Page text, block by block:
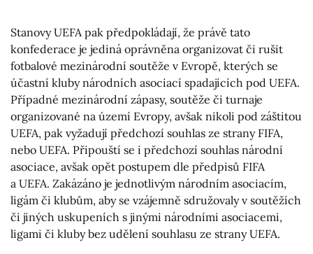
Stanovy UEFA pak předpokládají, že právě tato
konfederace je jediná oprávněna organizovat či rušit
fotbalové mezinárodní soutěže v Evropě, kterých se
účastní kluby národních asociací spadajících pod UEFA.
Případné mezinárodní zápasy, soutěže či turnaje
organizované na území Evropy, avšak nikoli pod záštitou
UEFA, pak vyžadují předchozí souhlas ze strany FIFA,
nebo UEFA. Připouští se i předchozí souhlas národní
asociace, avšak opět postupem dle předpisů FIFA
a UEFA. Zakázáno je jednotlivým národním asociacím,
ligám či klubům, aby se vzájemně sdružovaly v soutěžích
či jiných uskupeních s jinými národními asociacemi,
ligami či kluby bez udělení souhlasu ze strany UEFA.